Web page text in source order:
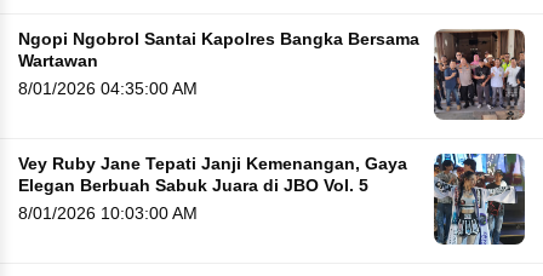
Ngopi Ngobrol Santai Kapolres Bangka Bersama
Wartawan
8/01/2026 04:35:00 AM
Vey Ruby Jane Tepati Janji Kemenangan, Gaya
Elegan Berbuah Sabuk Juara di JBO Vol. 5
8/01/2026 10:03:00 AM